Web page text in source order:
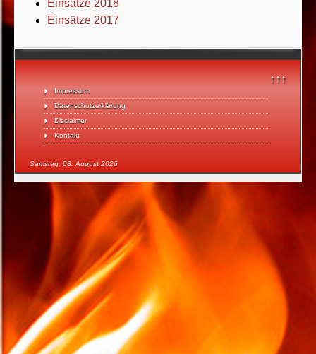
↑↑↑
Impressum
Datenschutzerklärung
Disclaimer
Kontakt
Samstag, 08. August 2026
Einsätze 2018
Einsätze 2017